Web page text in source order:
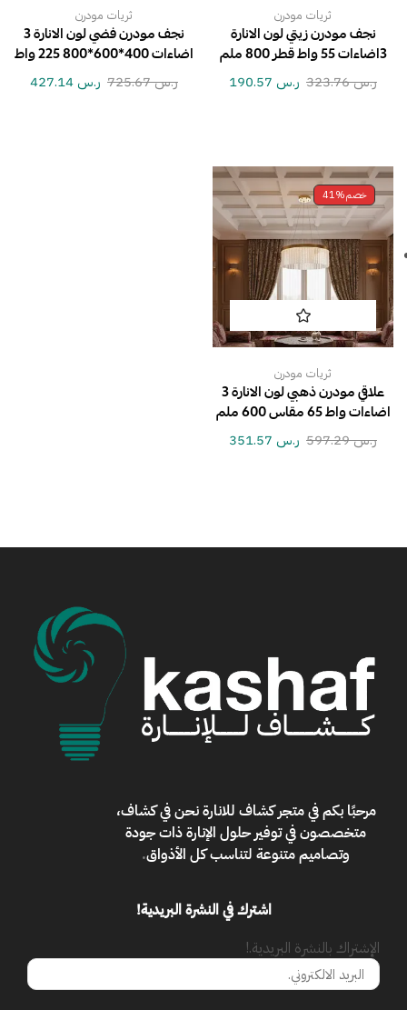
ثريات مودرن
نجف مودرن زيتي لون الانارة
3اضاءات 55 واط قطر 800 ملم
ر.س323.76 ر.س
ثريات مودرن
نجف مودرن فضي لون الانارة 3
اضاءات 400*600*800 225 واط
ر.س725.67 ر.س
خصم41%
ثريات مودرن
علاقي مودرن ذهبي لون الانارة 3
اضاءات واط 65 مقاس 600 ملم
ر.س597.29 ر.س
مرحبًا بكم فيمتجر كشاف للانارةنحن في كشاف،
متخصصون في توفير حلول الإنارة ذات جودة
وتصاميم متنوعة لتناسب كل الأذواق.
اشترك في النشرة البريدية!
الإشتراك بالنشرة البريدية.!